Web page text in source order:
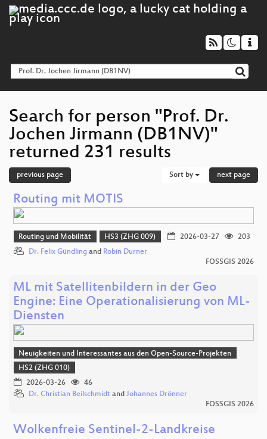
Search for person "Prof. Dr.
Jochen Jirmann (DB1NV)"
returned 231 results
previous page Sort by next page
Routing mit MOTIS
Routing und Mobilität HS3 (ZHG 009) 2026-03-27
203
Dr. Felix Gündling and Robin Durner
FOSSGIS 2026
ML mit Satellitenbildern in der Geo
Engine: Eine Operationalisierung von ML-
Diensten
Neuigkeiten und Interessantes aus den Open-Source-Projekten
HS2 (ZHG 010)
2026-03-26
46
Dr. Christian Beilschmidt and Johannes Drönner
FOSSGIS 2026
Wolkenfreie Sentinel-2-Landkreise